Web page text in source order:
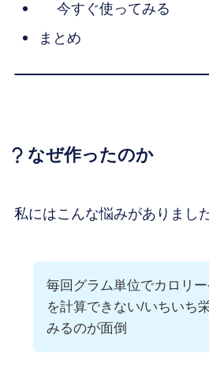
今すぐ使ってみる
まとめ
なぜ作ったのか
私にはこんな悩みがありました
毎回グラム単位でカロリ
を計算できない/いちいち
みるのが面倒